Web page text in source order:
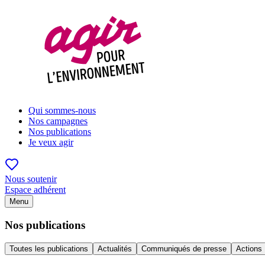
Qui sommes-nous
Nos campagnes
Nos publications
Je veux agir
Nous soutenir
Espace adhérent
Menu
Nos publications
Toutes les publications Actualités Communiqués de presse Actions